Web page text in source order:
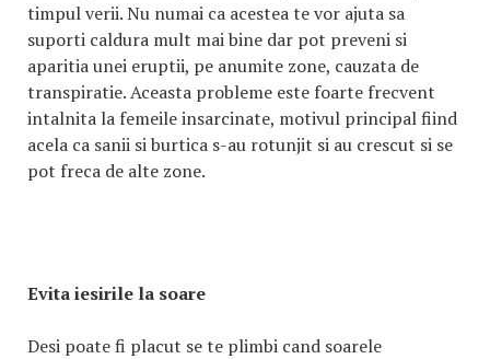
timpul verii. Nu numai ca acestea te vor ajuta sa
suporti caldura mult mai bine dar pot preveni si
aparitia unei eruptii, pe anumite zone, cauzata de
transpiratie. Aceasta probleme este foarte frecvent
intalnita la femeile insarcinate, motivul principal fiind
acela ca sanii si burtica s-au rotunjit si au crescut si se
pot freca de alte zone.
Evita iesirile la soare
Desi poate fi placut se te plimbi cand soarele